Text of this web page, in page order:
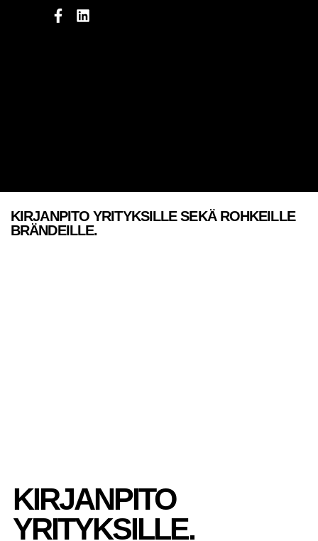
KIRJANPITO YRITYKSILLE SEKÄ ROHKEILLE
BRÄNDEILLE.
KIRJANPITO
YRITYKSILLE.